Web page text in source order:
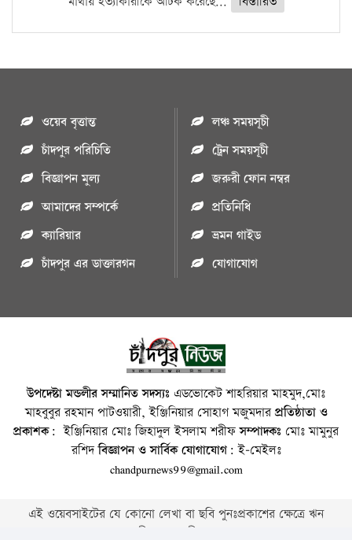
ওয়েব বৃত্তান্ত
চাঁদপুর পরিচিতি
বিজ্ঞাপন মুল্য
আমাদের সম্পর্কে
ক্যারিয়ার
চাঁদপুর এর ডাক্তারগন
লঞ্চ সময়সূচী
ট্রেন সময়সূচী
জরুরী ফোন নম্বর
প্রতিনিধি
ভ্রমন গাইড
যোগাযোগ
উপদেষ্টা মন্ডলীর সম্মানিত সদস্যঃ এডভোকেট শাহরিয়ার মাহমুদ,মোঃ
মাহবুবুর রহমান পাটওয়ারী, ইঞ্জিনিয়ার সোহাগ মজুমদারপ্রতিষ্ঠাতা ও
প্রকাশক: ইঞ্জিনিয়ার মোঃ জিহাদুল ইসলাম শরীফসম্পাদকঃ মোঃ মামুনুর
রশিদবিজ্ঞাপন ও সার্বিক যোগাযোগ: ই-মেইলঃ
chandpurnews99@gmail.com
এই ওয়েবসাইটের যে কোনো লেখা বা ছবি পুনঃপ্রকাশের ক্ষেত্রে ঋন
স্বীকার বাঞ্চনীয় ।